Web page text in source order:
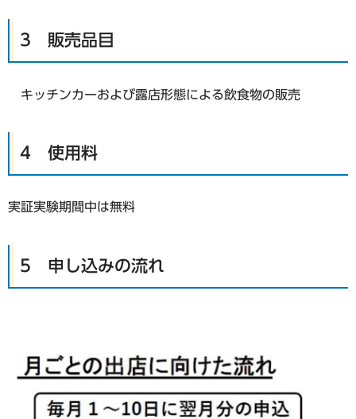
3 販売品目
キッチンカーおよび露店形態による飲食物の販売
4 使用料
実証実験期間中は無料
5 申し込みの流れ